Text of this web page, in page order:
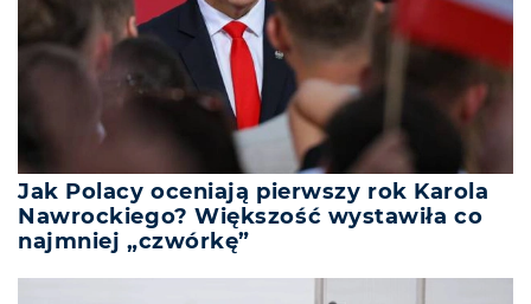
Jak Polacy oceniają pierwszy rok Karola
Nawrockiego? Większość wystawiła co
najmniej „czwórkę”